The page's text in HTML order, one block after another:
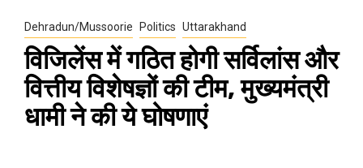
Dehradun/Mussoorie Politics Uttarakhand
विजिलेंस में गठित होगी सर्विलांस और
वित्तीय विशेषज्ञों की टीम, मुख्यमंत्री
धामी ने की ये घोषणाएं